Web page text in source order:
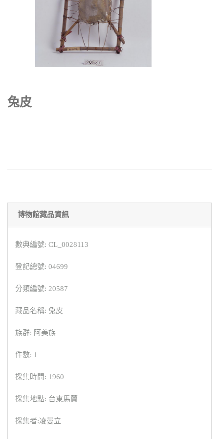
兔皮
博物館藏品資訊
數典編號: CL_0028113
登記總號: 04699
分類編號: 20587
藏品名稱: 兔皮
族群: 阿美族
件數: 1
採集時間: 1960
採集地點: 台東馬蘭
採集者:凌曼立